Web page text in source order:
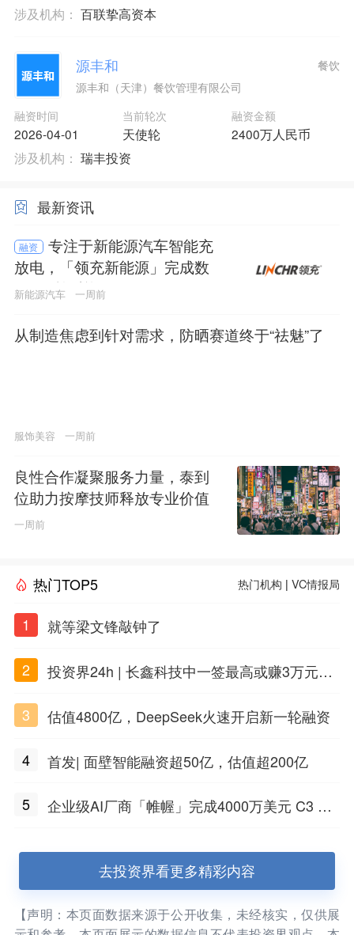
涉及机构： 百联挚高资本
源丰和
源丰和（天津）餐饮管理有限公司
融资时间
2026-04-01
当前轮次
天使轮
融资金额
2400万人民币
餐饮
涉及机构： 瑞丰投资
最新资讯
融资
专注于新能源汽车智能充
放电，「领充新能源」完成数
亿元C轮融资
新能源汽车 一周前
从制造焦虑到针对需求，防晒赛道终于“祛魅”了
服饰美容 一周前
良性合作凝聚服务力量，泰到
位助力按摩技师释放专业价值
一周前
热门TOP5 热门机构 |VC情报局
1 就等梁文锋敲钟了
2
投资界24h | 长鑫科技中一签最高或赚3万元；
兴质新域基金
3 估值4800亿，DeepSeek火速开启新一轮融资
4 首发| 面壁智能融资超50亿，估值超200亿
5
企业级AI厂商「帷幄」完成4000万美元 C3 轮
去投资界看更多精彩内容
【声明：本页面数据来源于公开收集，未经核实，仅供展